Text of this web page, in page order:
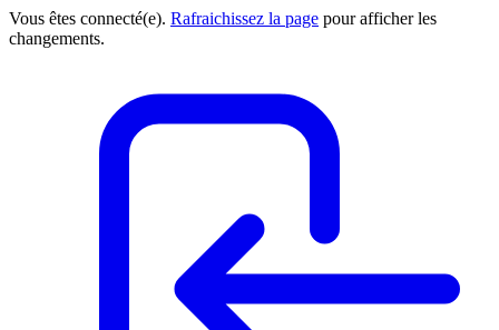
Vous êtes connecté(e). Rafraichissez la page pour afficher les
changements.